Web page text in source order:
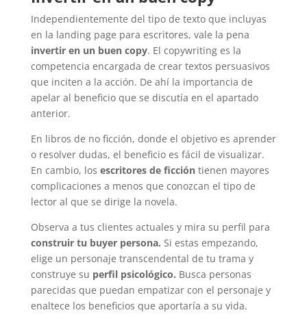
Independientemente del tipo de texto que incluyas
en la landing page para escritores, vale la pena
invertir en un buen copy. El copywriting es la
competencia encargada de crear textos persuasivos
que inciten a la acción. De ahí la importancia de
apelar al beneficio que se discutía en el apartado
anterior.
En libros de no ficción, donde el objetivo es aprender
o resolver dudas, el beneficio es fácil de visualizar.
En cambio, los escritores de ficcióntienen mayores
complicaciones a menos que conozcan el tipo de
lector al que se dirige la novela.
Observa a tus clientes actuales y mira su perfil para
construir tu buyer persona. Si estas empezando,
elige un personaje transcendental de tu trama y
construye su perfil psicológico. Busca personas
parecidas que puedan empatizar con el personaje y
enaltece los beneficios que aportaría a su vida.